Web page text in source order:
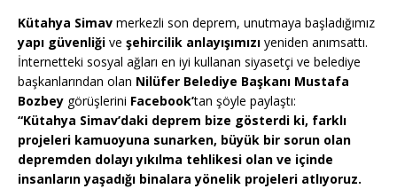
Kütahya Simav merkezli son deprem, unutmaya başladığımız
yapı güvenliği ve şehircilik anlayışımızı yeniden anımsattı.
İnternetteki sosyal ağları en iyi kullanan siyasetçi ve belediye
başkanlarından olan Nilüfer Belediye Başkanı Mustafa
Bozbey görüşlerini Facebook’tan şöyle paylaştı:
“Kütahya Simav’daki deprem bize gösterdi ki, farklı
projeleri kamuoyuna sunarken, büyük bir sorun olan
depremden dolayı yıkılma tehlikesi olan ve içinde
insanların yaşadığı binalara yönelik projeleri atlıyoruz.